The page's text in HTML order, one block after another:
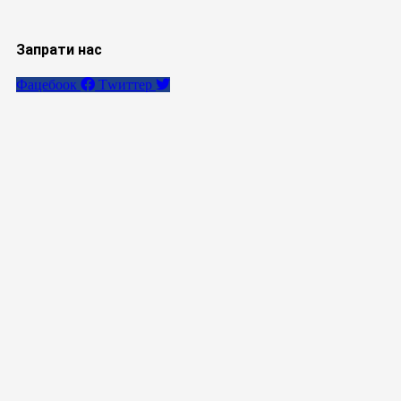
Запрати нас
Фацебоок Тwиттер